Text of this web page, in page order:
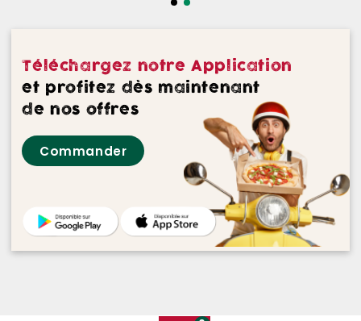
NOS VINS ROUGES
NOS VINS ROSES
NOS VINS BLANCS
Téléchargez notre Application
et profitez dès maintenant
de nos offres
Commander